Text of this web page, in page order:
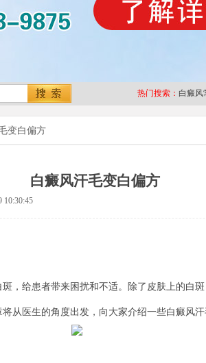
热门搜索： 白癜风
变白偏方
白癜风汗毛变白偏方
10:30:45
给患者带来困扰和不适。除了皮肤上的白斑
从医生的角度出发，向大家介绍一些白癜风汗